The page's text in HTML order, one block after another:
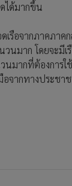
ได้มากขึ้น
รือจากภาคภาค
มาก โดยจะมีเ
นมากที่ต้องการ
อจากทางประช